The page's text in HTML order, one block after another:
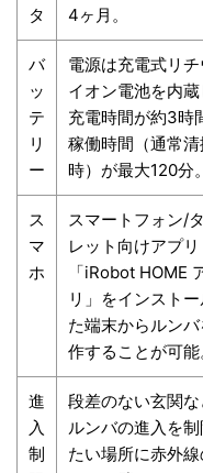
タ
4ヶ月。
バ
ッ
テ
リ
ー
電源は充電式リチ
イオン電池を内蔵
充電時間が約3時
稼働時間（通常
時）が最大120分。
ス
マ
ホ
スマートフォン/
レット向けアプリ
「iRobot HOME
リ」をインストー
た端末からルン
作することが可能
進
入
制
段差のない玄関な
ルンバの進入を制
たい場所に赤外線